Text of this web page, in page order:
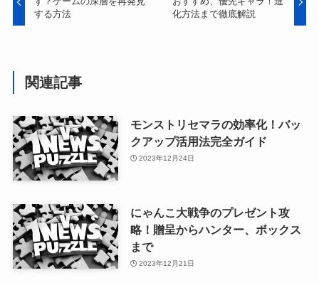
する方法
化方法まで徹底解説
関連記事
モンストリセマラの効率化！バッ
クアップ活用法完全ガイド
2023年12月24日
にゃんこ大戦争のプレゼント攻
略！贈呈からハンター、ボックス
まで
2023年12月21日